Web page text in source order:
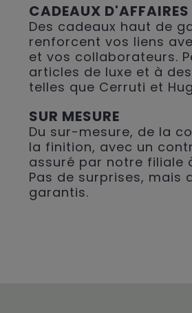
CADEAUX D'AFFAIRES
Des cadeaux haut de
renforcent vos liens
et vos collaborateurs.
articles de luxe et à
telles que Cerruti et
SUR MESURE
Du sur-mesure, de la
la finition, avec un
assuré par notre filiale
Pas de surprises, mais
garantis.